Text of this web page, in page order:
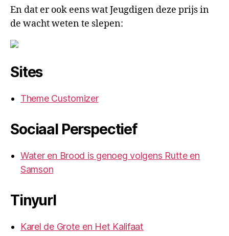
En dat er ook eens wat Jeugdigen deze prijs in
de wacht weten te slepen:
Sites
Theme Customizer
Sociaal Perspectief
Water en Brood is genoeg volgens Rutte en
Samson
Tinyurl
Karel de Grote en Het Kalifaat